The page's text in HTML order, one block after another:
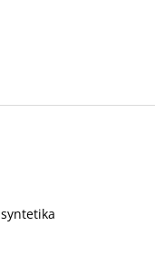
syntetika